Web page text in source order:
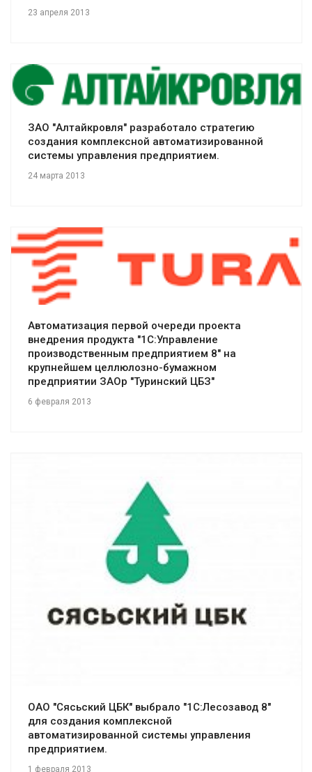
23 апреля 2013
Смотреть проект
ЗАО "Алтайкровля" разработало стратегию
создания комплексной автоматизированной
системы управления предприятием.
24 марта 2013
Смотреть проект
Автоматизация первой очереди проекта
внедрения продукта "1С:Управление
производственным предприятием 8" на
крупнейшем целлюлозно-бумажном
предприятии ЗАОр "Туринский ЦБЗ"
6 февраля 2013
Смотреть проект
ОАО "Сясьский ЦБК" выбрало "1С:Лесозавод 8"
для создания комплексной
автоматизированной системы управления
предприятием.
1 февраля 2013